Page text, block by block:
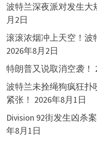
波特兰深夜派对发生大
月2日
滚滚浓烟冲上天空！波
2026年8月2日
特朗普又说取消空袭！
波特兰未拴绳狗疯狂扑
紧张！ 2026年8月1日
Division 92街发生凶杀
年8月1日